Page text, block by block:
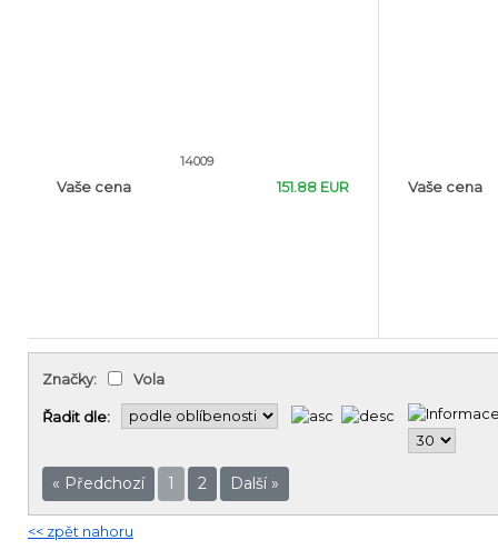
14009
Vaše cena 151.88 EUR Vaše cena
Značky: Vola
Řadit dle:
« Předchozí 1 2 Další »
<< zpět nahoru